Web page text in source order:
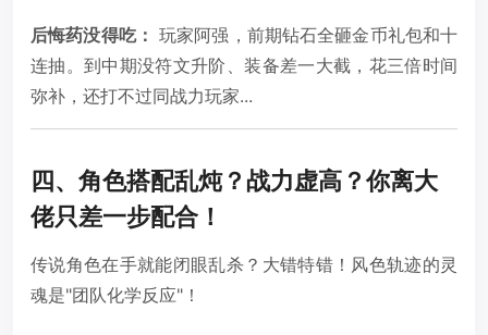
后悔药没得吃： 玩家阿强，前期钻石全砸金币礼包和十
连抽。到中期没符文升阶、装备差一大截，花三倍时间
弥补，还打不过同战力玩家...
四、角色搭配乱炖？战力虚高？你离大
佬只差一步配合！
传说角色在手就能闭眼乱杀？大错特错！风色轨迹的灵
魂是"团队化学反应"！